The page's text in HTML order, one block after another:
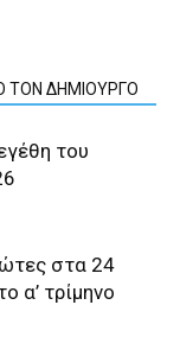
ΤΟΝ ΔΗΜΙΟΥΡΓΟ
του
στα 24
α’ τρίμηνο